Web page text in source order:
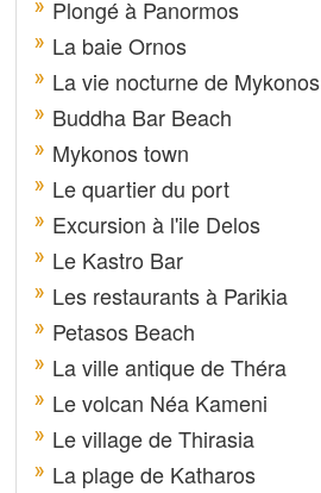
Plongé à Panormos
La baie Ornos
La vie nocturne de Mykonos
Buddha Bar Beach
Mykonos town
Le quartier du port
Excursion à l'ile Delos
Le Kastro Bar
Les restaurants à Parikia
Petasos Beach
La ville antique de Théra
Le volcan Néa Kameni
Le village de Thirasia
La plage de Katharos